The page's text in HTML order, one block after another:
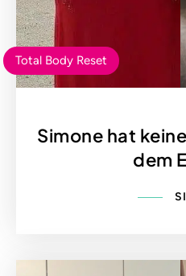
Total Body Reset
Simone hat
dem